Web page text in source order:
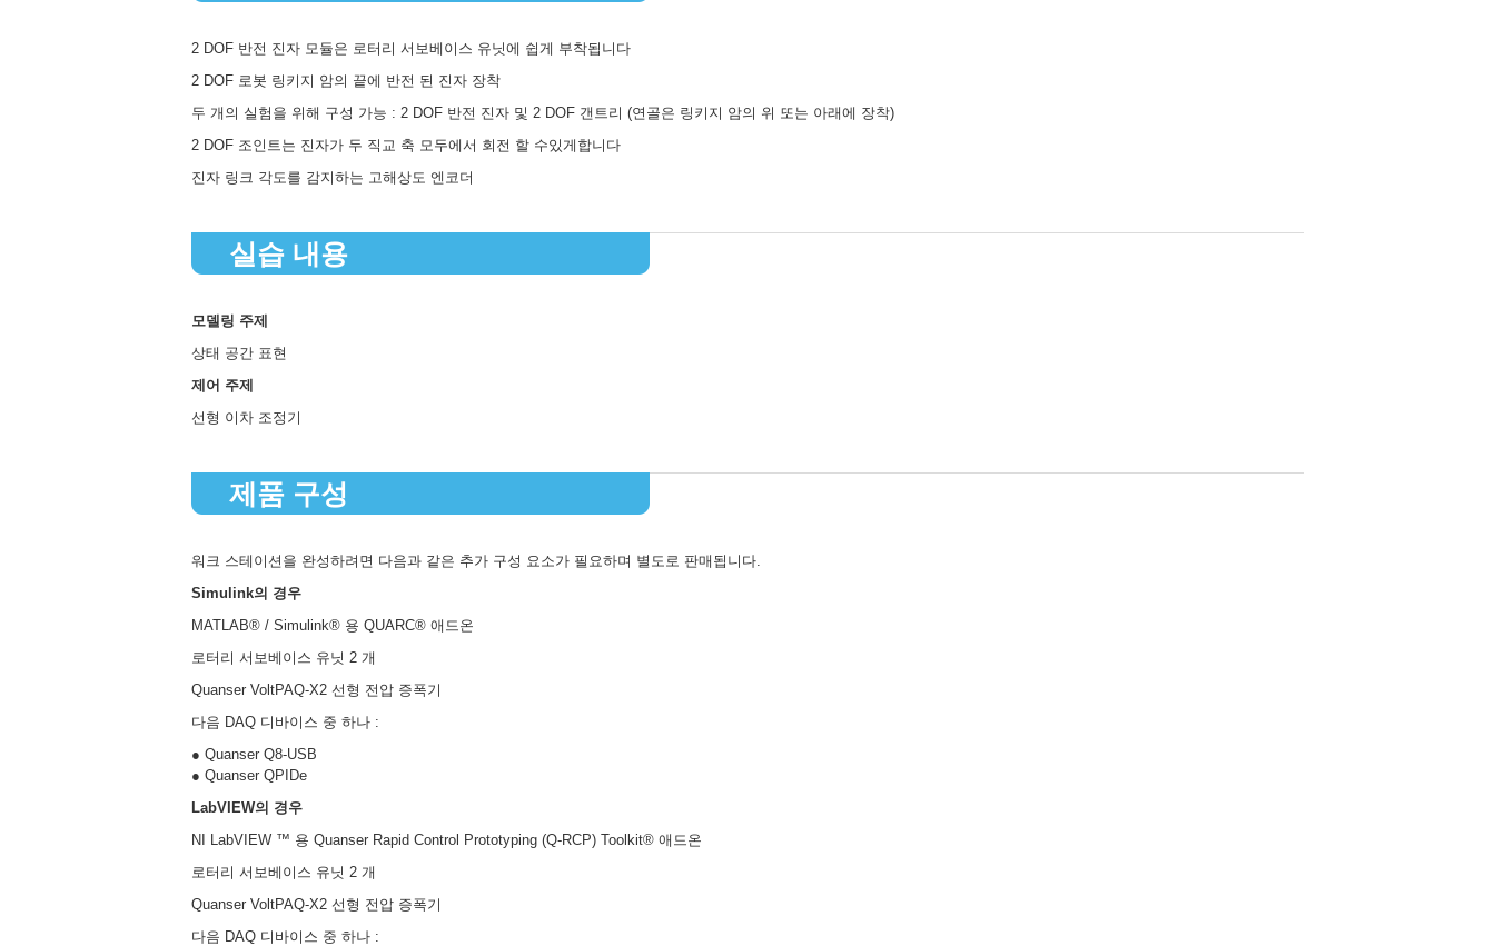
2 DOF 반전 진자 모듈은 로터리 서보베이스 유닛에 쉽게 부착됩니다
2 DOF 로봇 링키지 암의 끝에 반전 된 진자 장착
두 개의 실험을 위해 구성 가능 : 2 DOF 반전 진자 및 2 DOF 갠트리 (연골은 링키지 암의 위 또는 아래에 장착)
2 DOF 조인트는 진자가 두 직교 축 모두에서 회전 할 수있게합니다
진자 링크 각도를 감지하는 고해상도 엔코더
실습 내용
모델링 주제
상태 공간 표현
제어 주제
선형 이차 조정기
제품 구성
워크 스테이션을 완성하려면 다음과 같은 추가 구성 요소가 필요하며 별도로 판매됩니다.
Simulink의 경우
MATLAB® / Simulink® 용 QUARC® 애드온
로터리 서보베이스 유닛 2 개
Quanser VoltPAQ-X2 선형 전압 증폭기
다음 DAQ 디바이스 중 하나 :
● Quanser Q8-USB
● Quanser QPIDe
LabVIEW의 경우
NI LabVIEW ™ 용 Quanser Rapid Control Prototyping (Q-RCP) Toolkit® 애드온
로터리 서보베이스 유닛 2 개
Quanser VoltPAQ-X2 선형 전압 증폭기
다음 DAQ 디바이스 중 하나 :